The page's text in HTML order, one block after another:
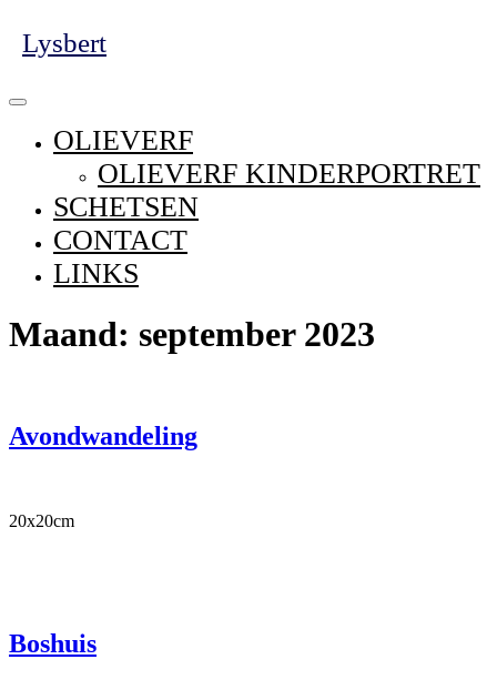
Skip
Lysbert
Open
OLIEVERF
OLIEVERF KINDERPORTRET
SCHETSEN
CONTACT
LINKS
Menu
Maand: september 2023
AvondwandelingAvondwandeling
20x20cm
BoshuisBoshuis